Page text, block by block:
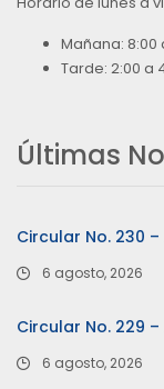
Mañana: 8:00
Tarde: 2:00 a
Últimas
Circular No. 230
6 agosto, 2026
Circular No. 229
6 agosto, 2026